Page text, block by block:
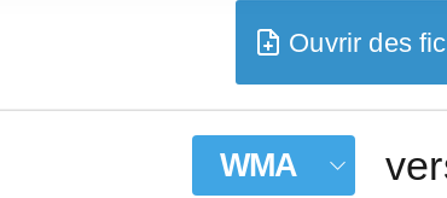
Ouvrir des
WMA